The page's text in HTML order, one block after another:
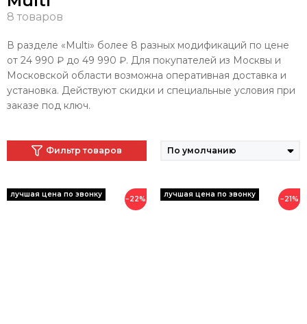
В разделе «Multi» более 8 разных модификаций по цене
от 24 990 ₽ до 49 990 ₽. Для покупателей из Москвы и
Московской области возможна оперативная доставка и
установка. Действуют скидки и специальные условия при
заказе под ключ.
Фильтр товаров
−22% −21%